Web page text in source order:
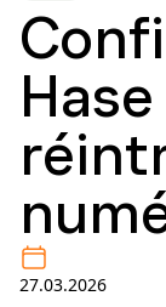
27.03.2026